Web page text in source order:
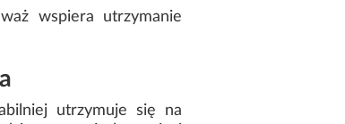
wspiera utrzymanie
utrzymuje się na